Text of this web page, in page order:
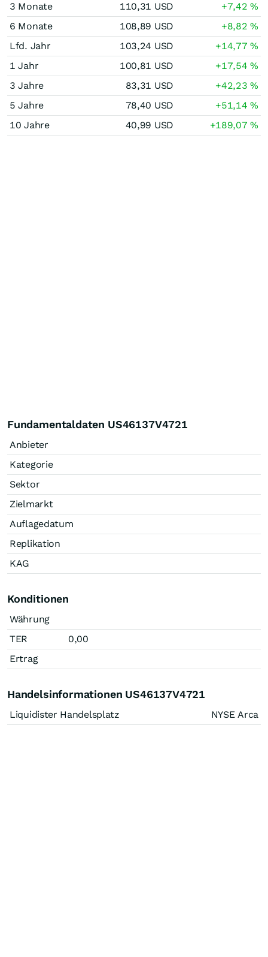
3 Monate 110,31 USD +7,42%
6 Monate
108,89 USD +8,82%
Lfd. Jahr
103,24 USD +14,77%
1 Jahr
100,81 USD +17,54%
3 Jahre
83,31 USD +42,23%
5 Jahre
78,40 USD +51,14%
10 Jahre
40,99 USD +189,07%
Fundamentaldaten US46137V4721
Anbieter
Kategorie
Sektor
Zielmarkt
Auflagedatum
Replikation
KAG
Konditionen
Währung
TER
0,00
Ertrag
Handelsinformationen US46137V4721
Liquidister Handelsplatz NYSE Arca